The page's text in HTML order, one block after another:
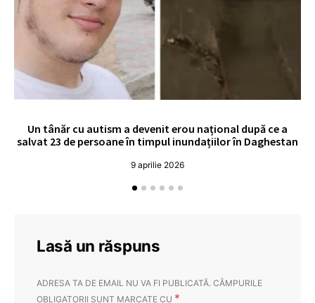
Un tânăr cu autism a devenit erou național după ce a
salvat 23 de persoane în timpul inundațiilor în Daghestan
9 aprilie 2026
Lasă un răspuns
ADRESA TA DE EMAIL NU VA FI PUBLICATĂ. CÂMPURILE
OBLIGATORII SUNT MARCATE CU *